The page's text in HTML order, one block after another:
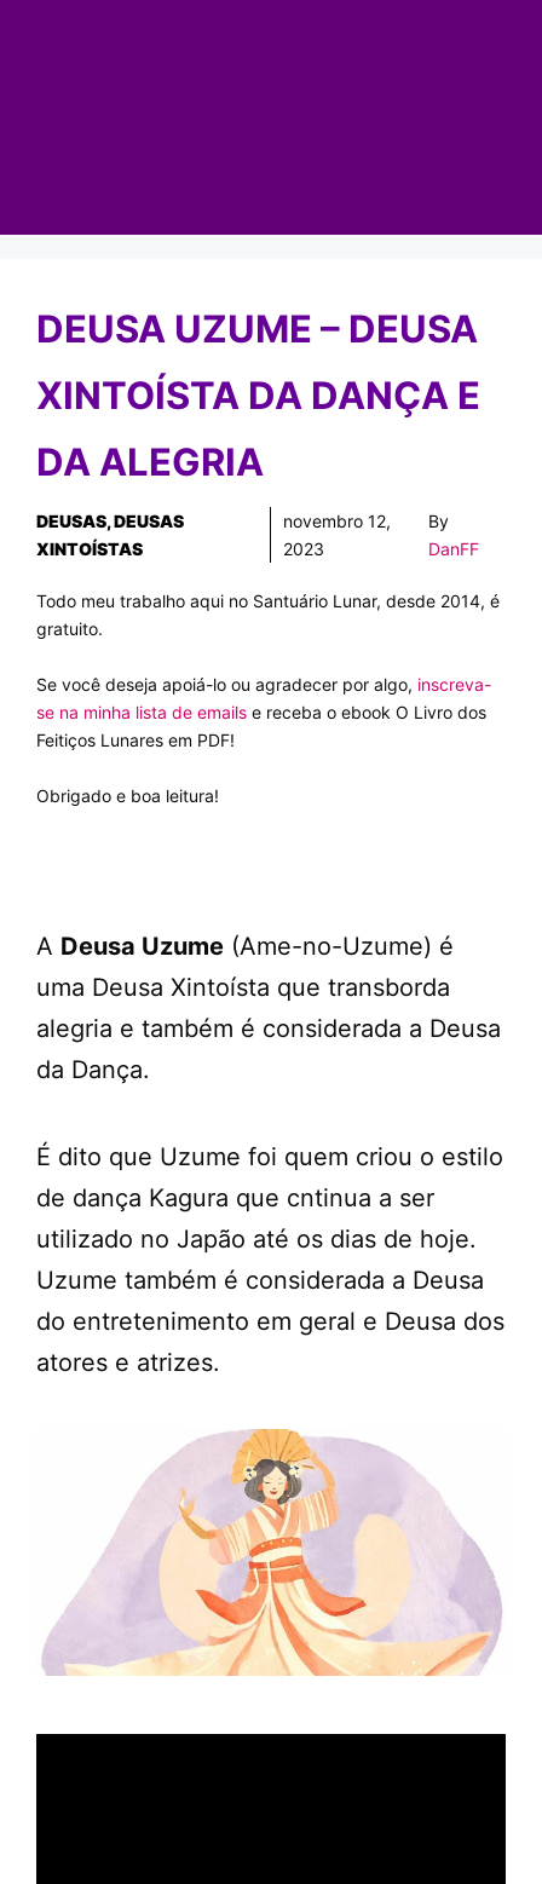
DEUSA UZUME – DEUSA
XINTOÍSTA DA DANÇA E
DA ALEGRIA
DEUSAS,DEUSAS
XINTOÍSTAS
novembro 12,
2023
By
DanFF
Todo meu trabalho aqui no Santuário Lunar, desde 2014, é
gratuito.
Se você deseja apoiá-lo ou agradecer por algo, inscreva-
se na minha lista de emails e receba o ebook O Livro dos
Feitiços Lunares em PDF!
Obrigado e boa leitura!
A Deusa Uzume (Ame-no-Uzume) é
uma Deusa Xintoísta que transborda
alegria e também é considerada a Deusa
da Dança.
É dito que Uzume foi quem criou o estilo
de dança Kagura que cntinua a ser
utilizado no Japão até os dias de hoje.
Uzume também é considerada a Deusa
do entretenimento em geral e Deusa dos
atores e atrizes.